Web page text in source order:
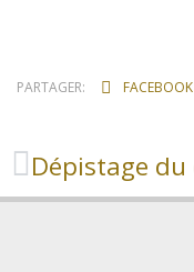
PARTAGER: FACEBOOK